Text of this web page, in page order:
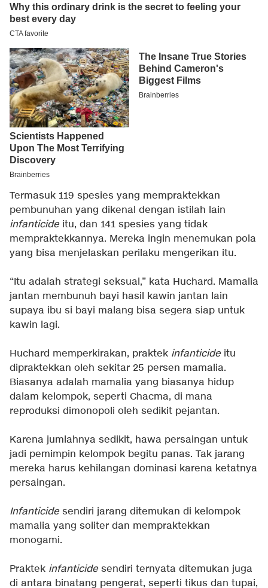
Termasuk 119 spesies yang mempraktekkan
pembunuhan yang dikenal dengan istilah lain
infanticide itu, dan 141 spesies yang tidak
mempraktekkannya. Mereka ingin menemukan pola
yang bisa menjelaskan perilaku mengerikan itu.
“Itu adalah strategi seksual,” kata Huchard. Mamalia
jantan membunuh bayi hasil kawin jantan lain
supaya ibu si bayi malang bisa segera siap untuk
kawin lagi.
Huchard memperkirakan, praktek infanticide itu
dipraktekkan oleh sekitar 25 persen mamalia.
Biasanya adalah mamalia yang biasanya hidup
dalam kelompok, seperti Chacma, di mana
reproduksi dimonopoli oleh sedikit pejantan.
Karena jumlahnya sedikit, hawa persaingan untuk
jadi pemimpin kelompok begitu panas. Tak jarang
mereka harus kehilangan dominasi karena ketatnya
persaingan.
Infanticide sendiri jarang ditemukan di kelompok
mamalia yang soliter dan mempraktekkan
monogami.
Praktek infanticide sendiri ternyata ditemukan juga
di antara binatang pengerat, seperti tikus dan tupai,